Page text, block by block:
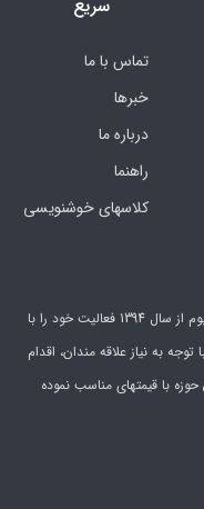
سریع
تماس با ما
خبرها
درباره ما
راهنما
کلاسهای خوشنویسی
تیم هنری کلک عشق با هدف اعتلای هنر این مرز و بوم از سال 1394 فعالیت خود را با
به نیاز علاقه مندان، اقدام
با قیمتهای مناسب نموده